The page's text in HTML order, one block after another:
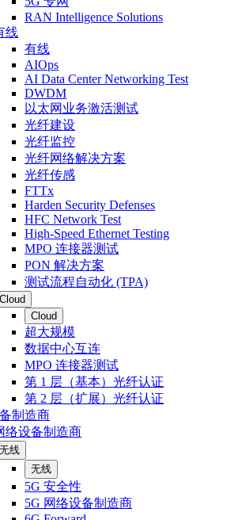
RAN Intelligence Solutions
线
有线
AIOps
AI Data Center Networking Test
DWDM
以太网业务激活测试
光纤建设
光纤监控
光纤网络解决方案
光纤传感
FTTx
Harden Security Defenses
HFC Network Test
High-Speed Ethernet Testing
MPO 连接器测试
PON 解决方案
测试流程自动化 (TPA)
Cloud
Cloud
超大规模
数据中心互连
MPO 连接器测试
第 1 层（基本）光纤认证
第 2 层（扩展）光纤认证
制造商
络设备制造商
无线
无线
5G 安全性
5G 网络设备制造商